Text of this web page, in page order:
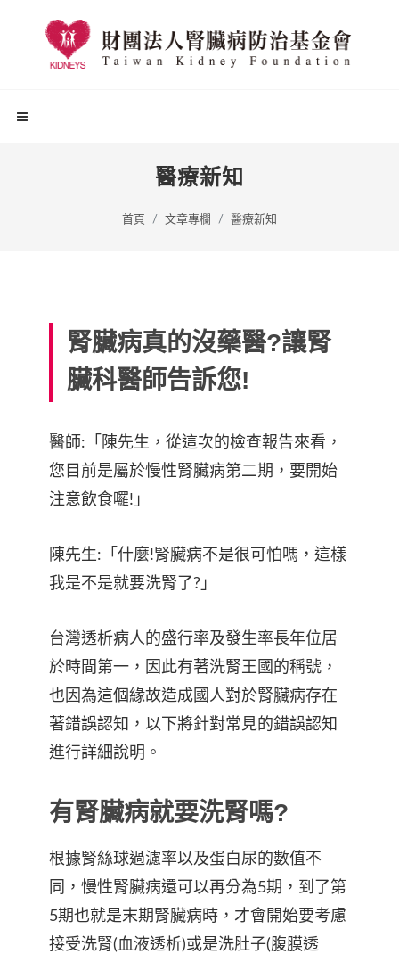
醫療新知
首頁 文章專欄 醫療新知
腎臟病真的沒藥醫?讓腎
臟科醫師告訴您!
醫師:「陳先生，從這次的檢查報告來看，
您目前是屬於慢性腎臟病第二期，要開始
注意飲食囉!」
陳先生:「什麼!腎臟病不是很可怕嗎，這樣
我是不是就要洗腎了?」
台灣透析病人的盛行率及發生率長年位居
於時間第一，因此有著洗腎王國的稱號，
也因為這個緣故造成國人對於腎臟病存在
著錯誤認知，以下將針對常見的錯誤認知
進行詳細說明。
有腎臟病就要洗腎嗎?
根據腎絲球過濾率以及蛋白尿的數值不
同，慢性腎臟病還可以再分為5期，到了第
5期也就是末期腎臟病時，才會開始要考慮
接受洗腎(血液透析)或是洗肚子(腹膜透